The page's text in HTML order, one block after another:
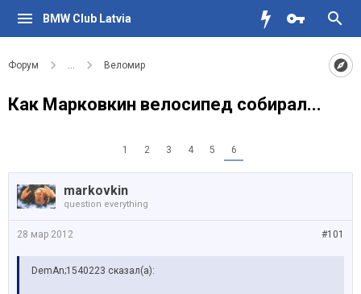
BMW Club Latvia
Форум ... Веломир
Как Марковкин велосипед собирал...
1 2 3 4 5 6
markovkin
question everything
#101
28 мар 2012
DemAn;1540223 сказал(а):